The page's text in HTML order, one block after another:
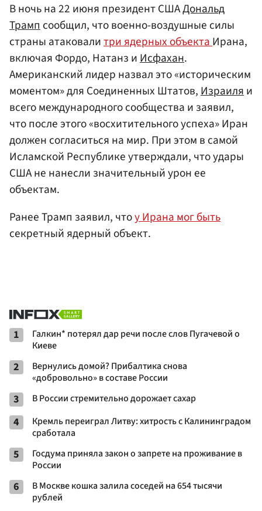
В ночь на 22 июня президент СШАДональд
Трампсообщил, что военно-воздушные силы
страны атаковалитри ядерных объектаИрана,
включая Фордо, Натанз иИсфахан.
Американский лидер назвал это «историческим
моментом» для Соединенных Штатов,Израиляи
всего международного сообщества и заявил,
что после этого «восхитительного успеха» Иран
должен согласиться на мир. При этом в самой
Исламской Республике утверждали, что удары
США не нанесли значительный урон ее
объектам.
Ранее Трамп заявил, чтоу Ирана мог быть
секретный ядерный объект.
1
Галкин* потерял дар речи после слов Пугачевой о
Киеве
2
Вернулись домой? Прибалтика снова
«добровольно» в составе России
3 В России стремительно дорожает сахар
4
Кремль переиграл Литву: хитрость с Калининградом
сработала
5
Госдума приняла закон о запрете на проживание в
России
6
В Москве кошка залила соседей на 654 тысячи
рублей